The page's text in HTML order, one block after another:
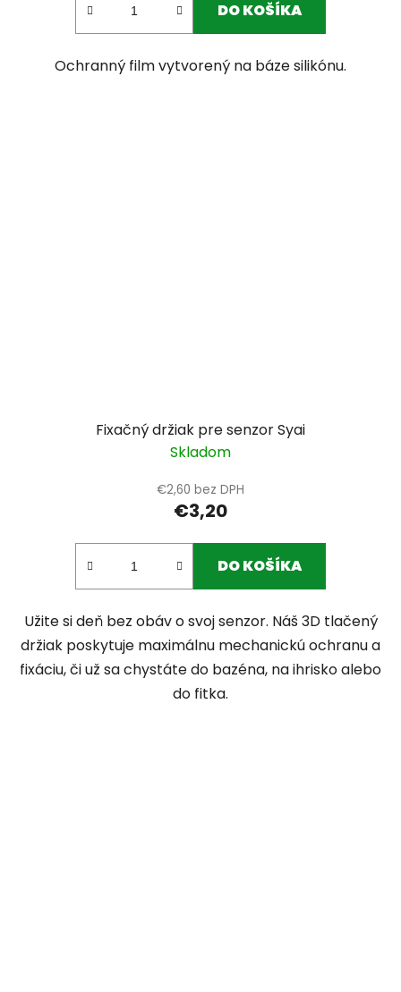
DO KOŠÍKA
Ochranný film vytvorený na báze silikónu.
Fixačný držiak pre senzor Syai
Skladom
€2,60 bez DPH
€3,20
DO KOŠÍKA
Užite si deň bez obáv o svoj senzor. Náš 3D tlačený
držiak poskytuje maximálnu mechanickú ochranu a
fixáciu, či už sa chystáte do bazéna, na ihrisko alebo
do fitka.